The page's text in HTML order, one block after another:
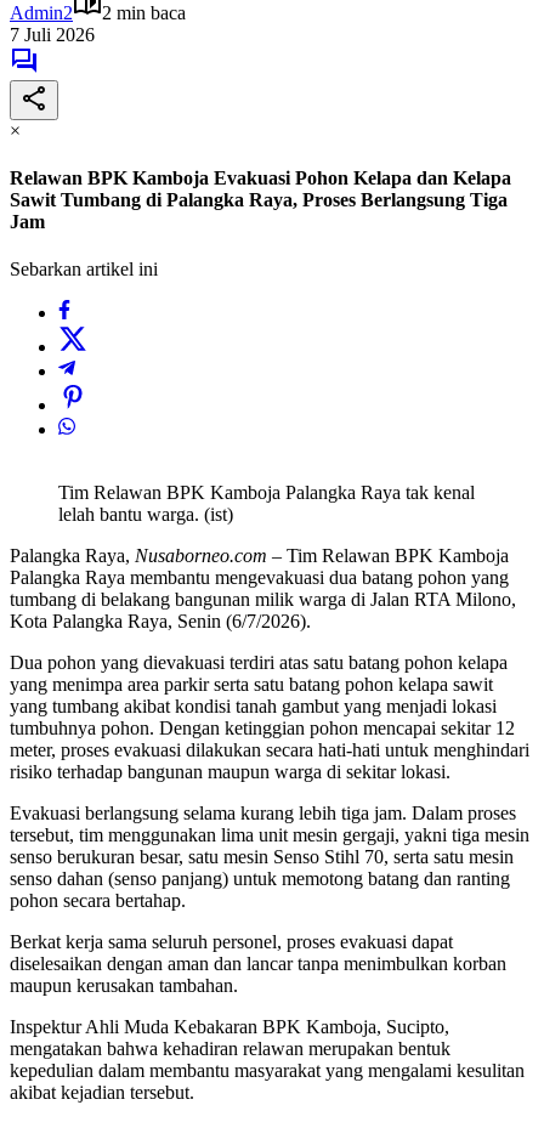
Admin2
2 min baca
7 Juli 2026
×
Relawan BPK Kamboja Evakuasi Pohon Kelapa dan Kelapa
Sawit Tumbang di Palangka Raya, Proses Berlangsung Tiga
Jam
Sebarkan artikel ini
Tim Relawan BPK Kamboja Palangka Raya tak kenal
lelah bantu warga. (ist)
Palangka Raya, Nusaborneo.com – Tim Relawan BPK Kamboja
Palangka Raya membantu mengevakuasi dua batang pohon yang
tumbang di belakang bangunan milik warga di Jalan RTA Milono,
Kota Palangka Raya, Senin (6/7/2026).
Dua pohon yang dievakuasi terdiri atas satu batang pohon kelapa
yang menimpa area parkir serta satu batang pohon kelapa sawit
yang tumbang akibat kondisi tanah gambut yang menjadi lokasi
tumbuhnya pohon. Dengan ketinggian pohon mencapai sekitar 12
meter, proses evakuasi dilakukan secara hati-hati untuk menghindari
risiko terhadap bangunan maupun warga di sekitar lokasi.
Evakuasi berlangsung selama kurang lebih tiga jam. Dalam proses
tersebut, tim menggunakan lima unit mesin gergaji, yakni tiga mesin
senso berukuran besar, satu mesin Senso Stihl 70, serta satu mesin
senso dahan (senso panjang) untuk memotong batang dan ranting
pohon secara bertahap.
Berkat kerja sama seluruh personel, proses evakuasi dapat
diselesaikan dengan aman dan lancar tanpa menimbulkan korban
maupun kerusakan tambahan.
Inspektur Ahli Muda Kebakaran BPK Kamboja, Sucipto,
mengatakan bahwa kehadiran relawan merupakan bentuk
kepedulian dalam membantu masyarakat yang mengalami kesulitan
akibat kejadian tersebut.